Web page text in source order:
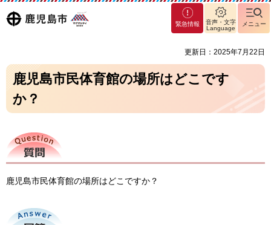
鹿児島
マグ
マシ
緊急情報
音声・文字
Language
メニュー
更新日：2025年7月22日
鹿児島市民体育館の場所はどこです
か？
質問
鹿児島市民体育館の場所はどこですか？
回答